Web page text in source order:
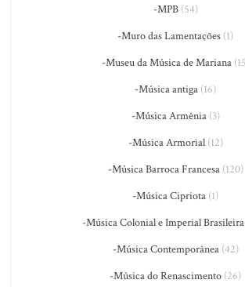
-MPB(54)
-Muro das Lamentações (1)
-Museu da Música de Mariana
-Música antiga (16)
-Música Armênia(3)
-Música Armorial(12)
-Música Barroca Francesa(120)
-Música Cipriota (1)
-Música Colonial e Imperial Brasileira
-Música Contemporânea(42)
-Música do Renascimento (26)